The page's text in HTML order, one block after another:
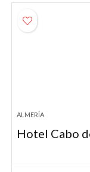
ALMERÍA
Hotel Cabo